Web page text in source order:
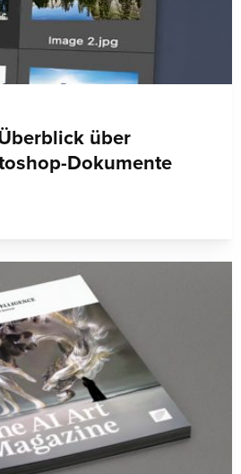
über
Dokumente